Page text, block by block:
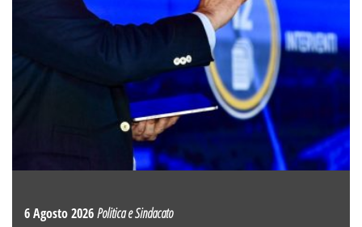
6 Agosto 2026Politica e Sindacato